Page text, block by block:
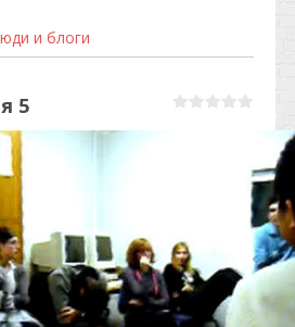
и блоги
5